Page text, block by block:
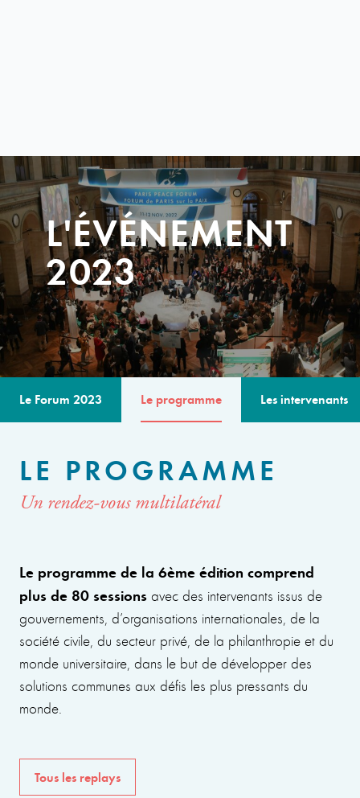
L'ÉVÉNEMENT
2023
Le Forum 2023 Le programme Les intervenants
LE PROGRAMME
Un rendez-vous multilatéral
Le programme de la 6ème édition comprend
plus de 80 sessions avec des intervenants issus de
gouvernements, d’organisations internationales, de la
société civile, du secteur privé, de la philanthropie et du
monde universitaire, dans le but de développer des
solutions communes aux défis les plus pressants du
monde.
Tous les replays